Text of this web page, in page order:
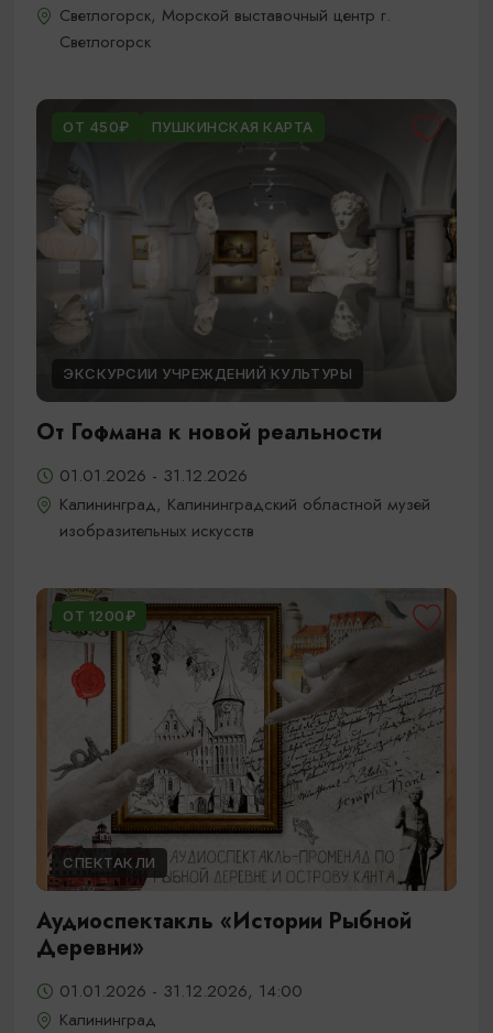
Светлогорск, Морской выставочный центр г.
Светлогорск
ОТ 450₽ ПУШКИНСКАЯ КАРТА
ЭКСКУРСИИ УЧРЕЖДЕНИЙ КУЛЬТУРЫ
От Гофмана к новой реальности
01.01.2026 - 31.12.2026
Калининград, Калининградский областной музей
изобразительных искусств
ОТ 1200₽
СПЕКТАКЛИ
Аудиоспектакль «Истории Рыбной
Деревни»
01.01.2026 - 31.12.2026, 14:00
Калининград